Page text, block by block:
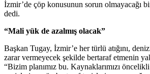
İzmir’de çöp konusunun sorun olmayacağı
dedi.
“Mali yük de azalmış olacak”
Başkan Tugay, İzmir’e her türlü atığını,
zarar vermeyecek şekilde bertaraf etmenin
“Bizim planımız bu. Kaynaklarımızı